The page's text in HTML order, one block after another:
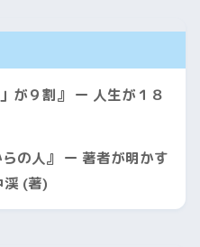
が９割』 ー 人生が１８
の人』 ー 著者が明かす
渓 (著)